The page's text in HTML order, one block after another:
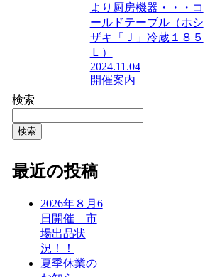
より厨房機器・・・コ
ールドテーブル（ホシ
ザキ「Ｊ」冷蔵１８５
Ｌ）
2024.11.04
開催案内
検索
検索
最近の投稿
2026年８月6
日開催 市
場出品状
況！！
夏季休業の